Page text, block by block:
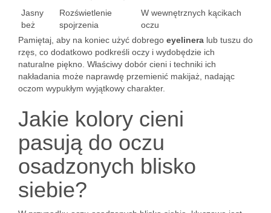
Jasny
beż
Rozświetlenie
spojrzenia
W wewnętrznych kącikach
oczu
Pamiętaj, aby na koniec użyć dobrego eyelinera lub tuszu do
rzęs, co dodatkowo podkreśli oczy i wydobędzie ich
naturalne piękno. Właściwy dobór cieni i techniki ich
nakładania może naprawdę przemienić makijaż, nadając
oczom wypukłym wyjątkowy charakter.
Jakie kolory cieni
pasują do oczu
osadzonych blisko
siebie?